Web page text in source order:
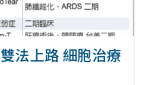
法上路 細胞治療